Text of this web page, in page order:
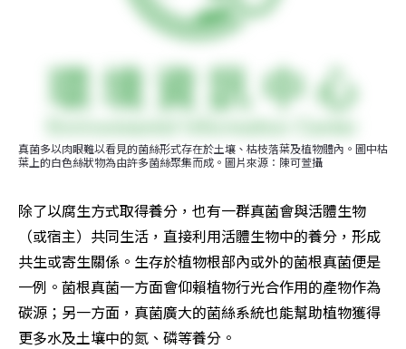
真菌多以肉眼難以看見的菌絲形式存在於土壤、枯枝落葉及植物體內。圖中枯
葉上的白色絲狀物為由許多菌絲聚集而成。圖片來源：陳可萱攝
除了以腐生方式取得養分，也有一群真菌會與活體生物
（或宿主）共同生活，直接利用活體生物中的養分，形成
共生或寄生關係。生存於植物根部內或外的菌根真菌便是
一例。菌根真菌一方面會仰賴植物行光合作用的產物作為
碳源；另一方面，真菌廣大的菌絲系統也能幫助植物獲得
更多水及土壤中的氮、磷等養分。